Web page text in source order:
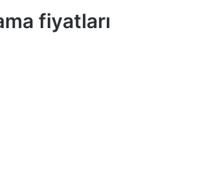
fiyatları